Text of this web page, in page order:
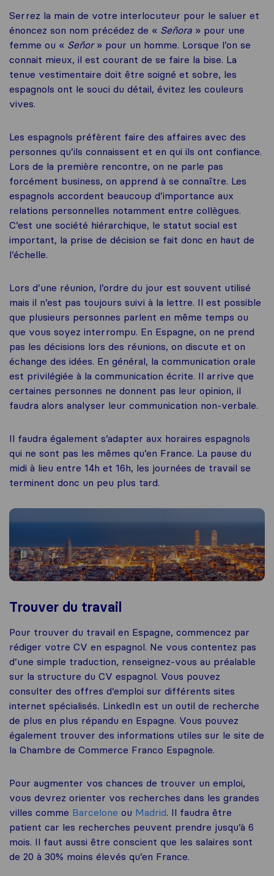
Serrez la main de votre interlocuteur pour le saluer et
énoncez son nom précédez de « Señora » pour une
femme ou « Señor» pour un homme. Lorsque l’on se
connait mieux, il est courant de se faire la bise. La
tenue vestimentaire doit être soigné et sobre, les
espagnols ont le souci du détail, évitez les couleurs
vives.
Les espagnols préfèrent faire des affaires avec des
personnes qu’ils connaissent et en qui ils ont confiance.
Lors de la première rencontre, on ne parle pas
forcément business, on apprend à se connaître. Les
espagnols accordent beaucoup d’importance aux
relations personnelles notamment entre collègues.
C’est une société hiérarchique, le statut social est
important, la prise de décision se fait donc en haut de
l’échelle.
Lors d’une réunion, l’ordre du jour est souvent utilisé
mais il n’est pas toujours suivi à la lettre. Il est possible
que plusieurs personnes parlent en même temps ou
que vous soyez interrompu. En Espagne, on ne prend
pas les décisions lors des réunions, on discute et on
échange des idées. En général, la communication orale
est privilégiée à la communication écrite. Il arrive que
certaines personnes ne donnent pas leur opinion, il
faudra alors analyser leur communication non-verbale.
Il faudra également s’adapter aux horaires espagnols
qui ne sont pas les mêmes qu’en France. La pause du
midi à lieu entre 14h et 16h, les journées de travail se
terminent donc un peu plus tard.
Trouver du travail
Pour trouver du travail en Espagne, commencez par
rédiger votre CV en espagnol. Ne vous contentez pas
d’une simple traduction, renseignez-vous au préalable
sur la structure du CV espagnol. Vous pouvez
consulter des offres d’emploi sur différents sites
internet spécialisés. LinkedIn est un outil de recherche
de plus en plus répandu en Espagne. Vous pouvez
également trouver des informations utiles sur le site de
la Chambre de Commerce Franco Espagnole.
Pour augmenter vos chances de trouver un emploi,
vous devrez orienter vos recherches dans les grandes
villes comme Barcelone ou Madrid. Il faudra être
patient car les recherches peuvent prendre jusqu’à 6
mois. Il faut aussi être conscient que les salaires sont
de 20 à 30% moins élevés qu’en France.